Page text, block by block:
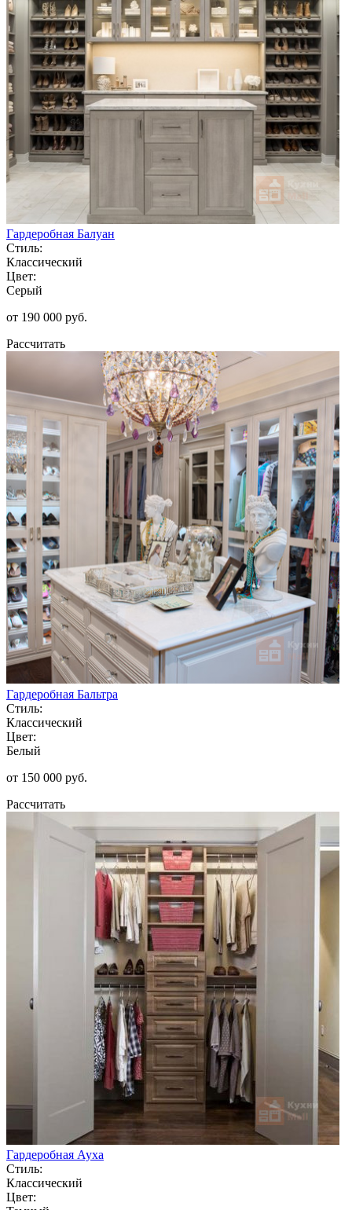
Гардеробная Балуан
Стиль:
Классический
Цвет:
Серый
от 190 000 руб.
Рассчитать
Гардеробная Бальтра
Стиль:
Классический
Цвет:
Белый
от 150 000 руб.
Рассчитать
Гардеробная Ауха
Стиль:
Классический
Цвет: